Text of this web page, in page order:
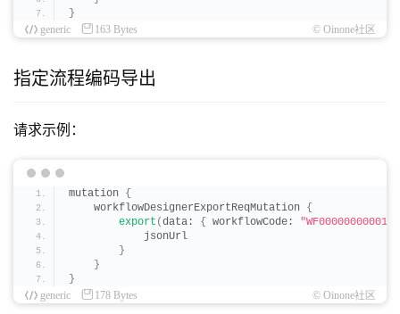
}
generic
163 Bytes © Oinone社区
指定流程编码导出
请求示例：
mutation {
    workflowDesignerExportReqMutation
{
export (data: { workflowCode:
            jsonUrl
}
}
}
generic
178 Bytes © Oinone社区